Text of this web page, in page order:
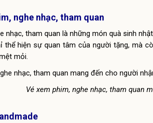
nghe nhạc, tham quan
nhạc, tham quan là những món quà sinh
thể hiện sự quan tâm của người tặng, mà
mỏi.
Vé xem phim, nghe nhạc, tham quan